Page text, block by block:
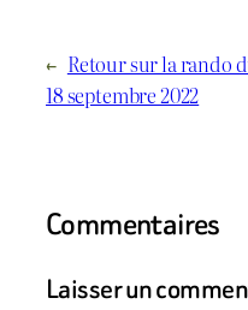
← Retour sur la rando
18 septembre 2022
Commentaires
Laisser un